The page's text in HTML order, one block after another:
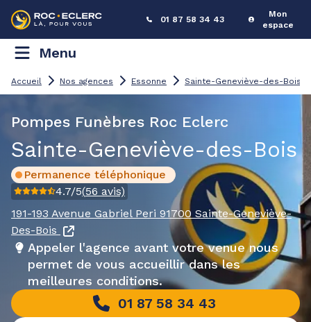
01 87 58 34 43
Mon
espace
Menu
Accueil Nos agences Essonne Sainte-Geneviève-des-Bois
Pompes Funèbres Roc Eclerc
Sainte-Geneviève-des-Bois
Permanence téléphonique
4.7/5(56 avis)
191-193 Avenue Gabriel Peri 91700 Sainte-Geneviève-
Des-Bois
01 87 58 34 43
Appeler l'agence avant votre venue nous
permet de vous accueillir dans les
meilleures conditions.